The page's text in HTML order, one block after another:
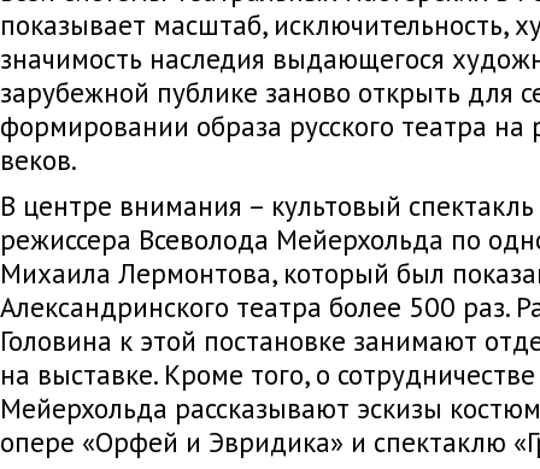
показывает масштаб, исключительность,
значимость наследия выдающегося
зарубежной публике заново открыть для
формировании образа русского театра на
веков.
В центре внимания – культовый
режиссера Всеволода Мейерхольда по
Михаила Лермонтова, который был
Александринского театра более 500 раз.
Головина к этой постановке занимают
на выставке. Кроме того, о
Мейерхольда рассказывают эскизы
опере «Орфей и Эвридика» и спектаклю